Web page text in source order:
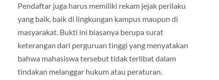
Pendaftar juga harus memiliki rekam jejak perilaku
yang baik, baik di lingkungan kampus maupun di
masyarakat. Bukti ini biasanya berupa surat
keterangan dari perguruan tinggi yang menyatakan
bahwa mahasiswa tersebut tidak terlibat dalam
tindakan melanggar hukum atau peraturan.